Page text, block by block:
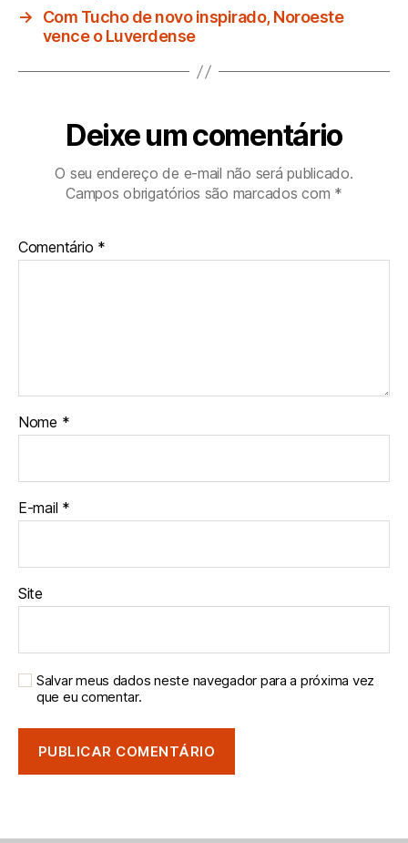
→
Com Tucho de novo inspirado, Noroeste
vence o Luverdense
Deixe um comentário
O seu endereço de e-mail não será publicado.
Campos obrigatórios são marcados com *
Comentário *
Nome *
E-mail *
Site
Salvar meus dados neste navegador para a próxima vez
que eu comentar.